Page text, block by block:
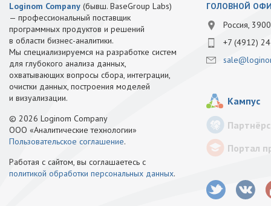
Loginom Company (бывш. BaseGroup Labs)
— профессиональный поставщик
программных продуктов и решений
в области бизнес-аналитики.
Мы специализируемся на разработке систем
для глубокого анализа данных,
охватывающих вопросы сбора, интеграции,
очистки данных, построения моделей
и визуализации.
© 2026 Loginom Company
ООО «Аналитические технологии»
Пользовательское соглашение.
Работая с сайтом, вы соглашаетесь с
политикой обработки персональных данных.
ГОЛОВНОЙ
Россия,
+7 (4912)
Кампус
Портал